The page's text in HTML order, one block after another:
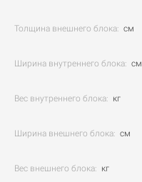
Толщина внешнего блока: см
Ширина внутреннего блока: см
Вес внутреннего блока: кг
Ширина внешнего блока: см
Вес внешнего блока: кг